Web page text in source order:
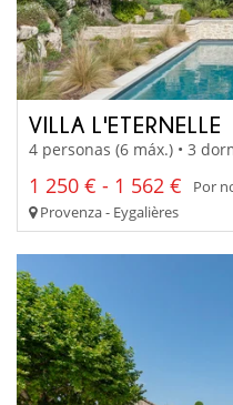
VILLA L'ETERNELLE
4 personas (6 máx.) • 3
1 250 € - 1 562 €
Por
Provenza - Eygalières